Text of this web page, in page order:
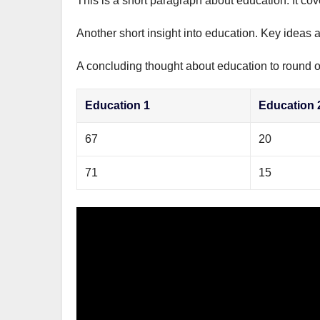
Another short insight into education. Key ideas
A concluding thought about education to round
Education 1 Education
67 20
71 15